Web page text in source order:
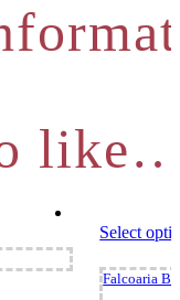
Select
Falcoaria